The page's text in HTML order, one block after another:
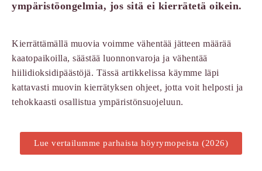
ympäristöongelmia, jos sitä ei kierrätetä oikein.
Kierrättämällä muovia voimme vähentää jätteen määrää
kaatopaikoilla, säästää luonnonvaroja ja vähentää
hiilidioksidipäästöjä. Tässä artikkelissa käymme läpi
kattavasti muovin kierrätyksen ohjeet, jotta voit helposti ja
tehokkaasti osallistua ympäristönsuojeluun.
Lue vertailumme parhaista höyrymopeista (2026)